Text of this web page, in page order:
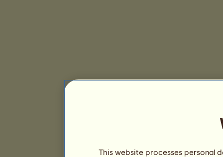
This website processes personal